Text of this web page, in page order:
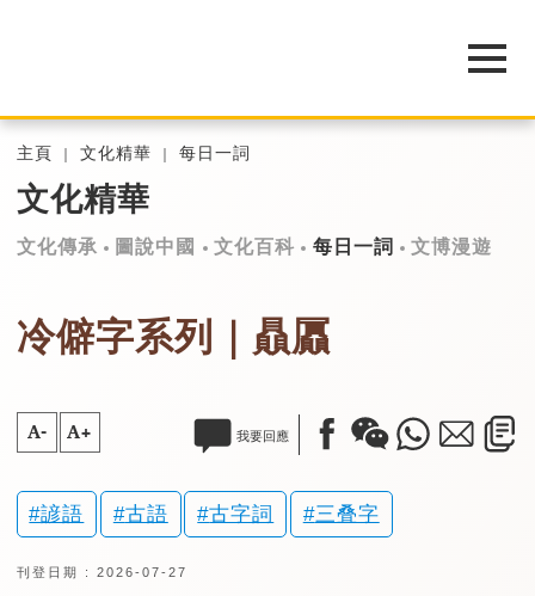
主頁 文化精華 每日一詞
文化精華
文化傳承 圖說中國 文化百科 每日一詞 文博漫遊
冷僻字系列｜贔屭
A- A+ 我要回應
諺語 古語 古字詞 三叠字
刊登日期 : 2026-07-27